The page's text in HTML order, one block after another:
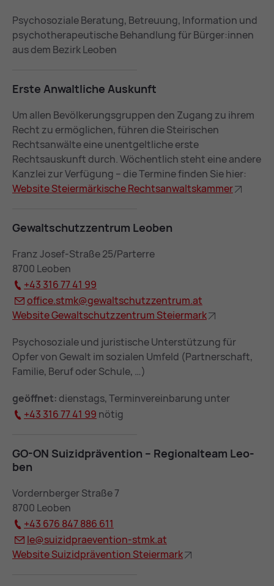
Psychosoziale Beratung, Betreuung, Information und
psychotherapeutische Behandlung für Bürger:innen
aus dem Bezirk Leoben
Ers­te An­walt­li­che Aus­kunft
Um allen Bevölkerungsgruppen den Zugang zu ihrem
Recht zu ermöglichen, führen die Steirischen
Rechtsanwälte eine unentgeltliche erste
Rechtsauskunft durch. Wöchentlich steht eine andere
Kanzlei zur Verfügung – die Termine finden Sie hier:
Website Steiermärkische Rechtsanwaltskammer
Ge­walt­schutz­zen­trum Leo­ben
Franz Josef-Straße 25/Parterre
8700 Leoben
+43 316 77 41 99
of­fice.stmk@ge­walt­schutz­zen­trum.at
Web­site Ge­walt­schutz­zen­trum Stei­er­mark
Psychosoziale und juristische Unterstützung für
Opfer von Gewalt im sozialen Umfeld (Partnerschaft,
Familie, Beruf oder Schule, …)
geöffnet: dienstags, Terminvereinbarung unter
+43 316 77 41 99 nötig
GO-ON Sui­zid­prä­ven­ti­on – Re­gio­nal­team Leo­
ben
Vordernberger Straße 7
8700 Leoben
+43 676 847 886 611
le@sui­zid­praeven­ti­on-stmk.at
Web­site Sui­zid­prä­ven­ti­on Stei­er­mark